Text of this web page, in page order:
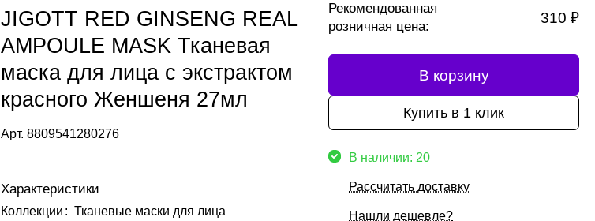
JIGOTT RED GINSENG REAL
AMPOULE MASK Тканевая
маска для лица с экстрактом
красного Женшеня 27мл
Арт.8809541280276
Характеристики
Коллекции : Тканевые маски для лица
Рекомендованная
розничная цена:
310 ₽
В корзину
Купить в 1 клик
В наличии: 20
Рассчитать доставку
Нашли дешевле?